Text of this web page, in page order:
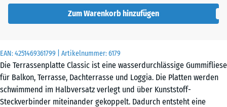
EAN:4251469361799 | Artikelnummer:6179
Die Terrassenplatte Classic ist eine wasserdurchlässige Gummifliese
für Balkon, Terrasse, Dachterrasse und Loggia. Die Platten werden
schwimmend im Halbversatz verlegt und über Kunststoff-
Steckverbinder miteinander gekoppelt. Dadurch entsteht eine
Bedarfsberechnung
x
50
x 3
cm
Zum Warenkorb hinzufügen